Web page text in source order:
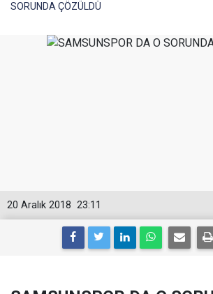
SORUNDA ÇÖZÜLDÜ
23:11
20 Aralık 2018